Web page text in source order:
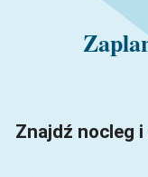
Znajdź nocleg